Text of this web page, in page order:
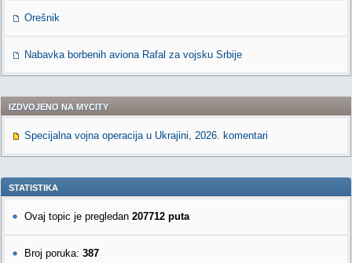
Orešnik
Nabavka borbenih aviona Rafal za vojsku Srbije
IZDVOJENO NA MYCITY
Specijalna vojna operacija u Ukrajini, 2026. komentari
STATISTIKA
Ovaj topic je pregledan 207712 puta
Broj poruka: 387